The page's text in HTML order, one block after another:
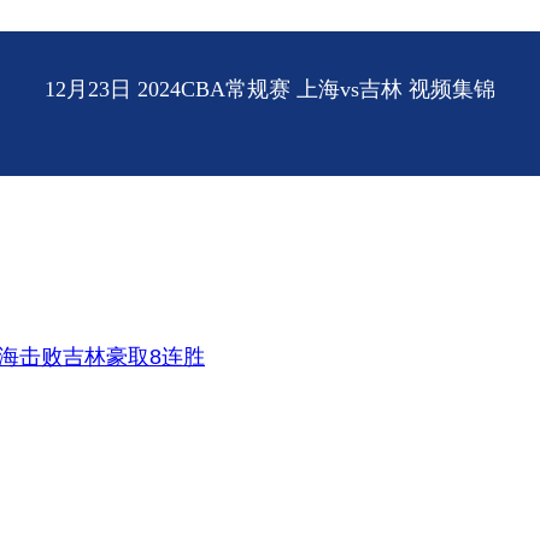
12月23日 2024CBA常规赛 上海vs吉林 视频集锦
击败吉林豪取8连胜